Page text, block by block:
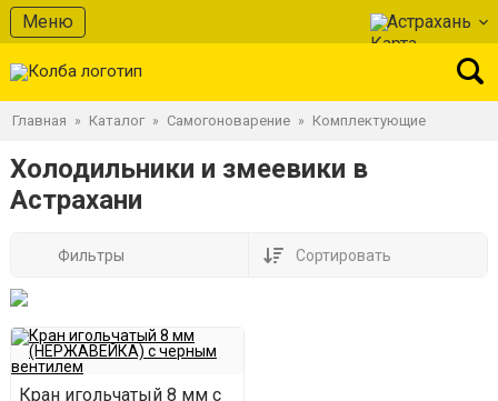
Меню Астрахань
Главная » Каталог » Самогоноварение » Комплектующие
Холодильники и змеевики в
Астрахани
Фильтры Сортировать
Кран игольчатый 8 мм с